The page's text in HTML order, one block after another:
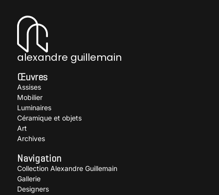
alexandre guillemain
Œuvres
Assises
Mobilier
Luminaires
Céramique et objets
Art
Archives
Navigation
Collection Alexandre Guillemain
Gallerie
Designers